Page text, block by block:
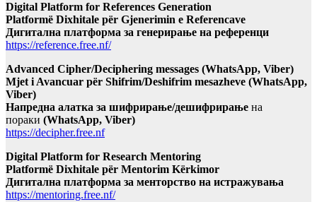
Digital Platform for References Generation
Platformë Dixhitale për Gjenerimin e Referencave
Дигитална платформа за генерирање на референци
https://reference.free.nf/
Advanced Cipher/Deciphering messages (WhatsApp, Viber)
Mjet i Avancuar për Shifrim/Deshifrim mesazheve (WhatsApp,
Viber)
Напредна алатка за шифрирање/дешифрирање на
пораки (WhatsApp, Viber)
https://decipher.free.nf
Digital Platform for Research Mentoring
Platformë Dixhitale për Mentorim Kërkimor
Дигитална платформа за менторство на истражувања
https://mentoring.free.nf/